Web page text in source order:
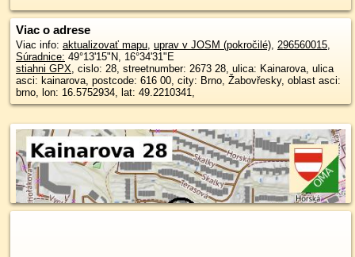
Viac o adrese
Viac info: aktualizovať mapu, uprav v JOSM (pokročilé), 296560015,
Súradnice: 49°13'15"N, 16°34'31"E
stiahni GPX, cislo: 28, streetnumber: 2673 28, ulica: Kainarova, ulica
asci: kainarova, postcode: 616 00, city: Brno, Žabovřesky, oblast asci:
brno, lon: 16.5752934, lat: 49.2210341,